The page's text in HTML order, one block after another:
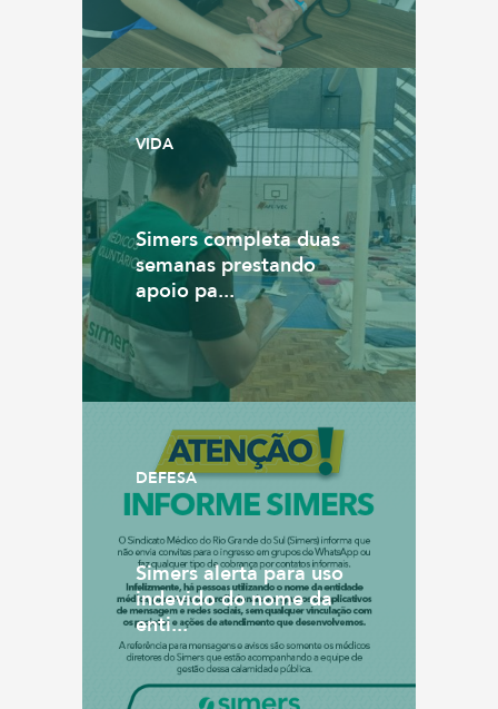
VIDA
Simers completa duas
semanas prestando
apoio pa...
DEFESA
Simers alerta para uso
indevido do nome da
enti...